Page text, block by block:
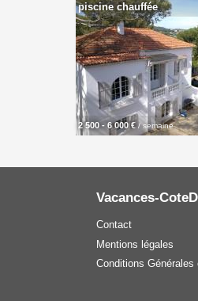
piscine chauffée
2 500 - 6 000 € / semaine
Vacances-
Contact
Mentions légales
Conditions Générales